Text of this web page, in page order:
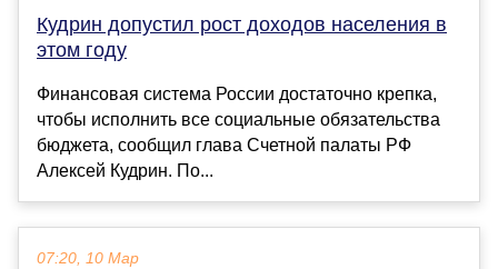
Кудрин допустил рост доходов населения в
этом году
Финансовая система России достаточно крепка,
чтобы исполнить все социальные обязательства
бюджета, сообщил глава Счетной палаты РФ
Алексей Кудрин. По...
07:20, 10 Мар